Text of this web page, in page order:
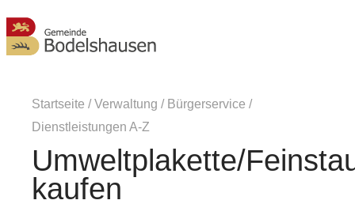
Startseite /Verwaltung / Bürgerservice /
Dienstleistungen A-Z
Umweltplakette/
kaufen